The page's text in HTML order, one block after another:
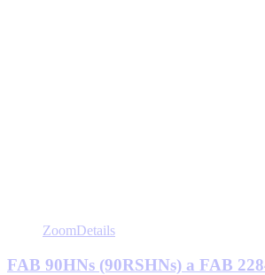
ZoomDetails
FAB 90HNs (90RSHNs) a FAB